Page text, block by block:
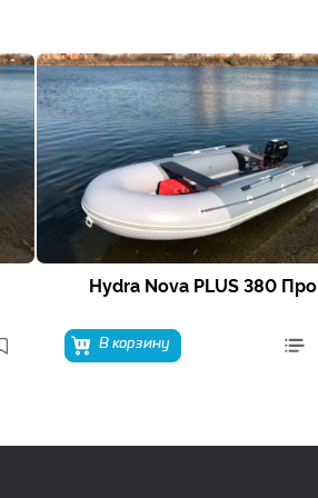
Hydra Nova PLUS 380 Про
В корзину